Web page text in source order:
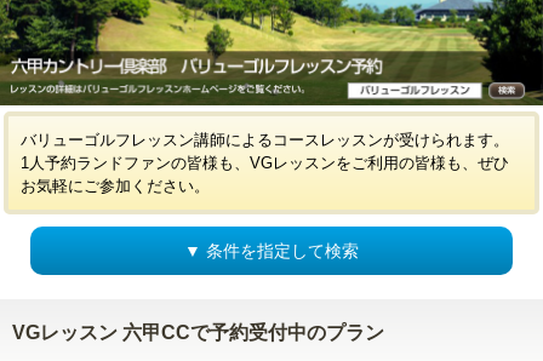
バリューゴルフレッスン講師によるコースレッスンが受けられます。
1人予約ランドファンの皆様も、VGレッスンをご利用の皆様も、ぜひ
お気軽にご参加ください。
▼ 条件を指定して検索
VGレッスン 六甲CCで予約受付中のプラン